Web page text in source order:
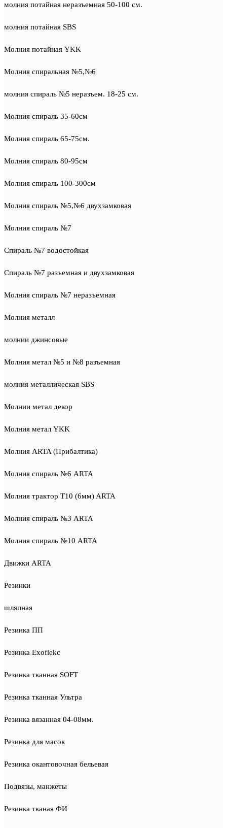
молния потайная неразъемная 50-100 см.
молния потайная SBS
Молния потайная YKK
Молния спиральная №5,№6
молния спираль №5 неразъем. 18-25 см.
Молния спираль 35-60см
Молния спираль 65-75см.
Молния спираль 80-95см
Молния спираль 100-300см
Молния спираль №5,№6 двухзамковая
Молния спираль №7
Спираль №7 водостойкая
Спираль №7 разъемная и двухзамковая
Молния спираль №7 неразъемная
Молния металл
молнии джинсовые
Молния метал №5 и №8 разъемная
молния металлическая SBS
Молнии метал декор
Молния метал YKK
Молния ARTA (Прибалтика)
Молния спираль №6 ARTA
Молния трактор T10 (6мм) ARTA
Молния спираль №3 ARTA
Молния спираль №10 ARTA
Движки ARTA
Резинки
шляпная
Резинка ПП
Резинка Exoflekc
Резинка тканная SOFT
Резинка тканная Ультра
Резинка вязанная 04-08мм.
Резинка для масок
Резинка окантовочная бельевая
Подвязы, манжеты
Резинка тканая ФИ